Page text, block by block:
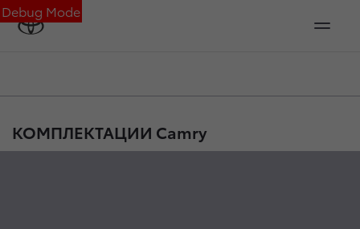
Debug Mode
КОМПЛЕКТАЦИИ Camry